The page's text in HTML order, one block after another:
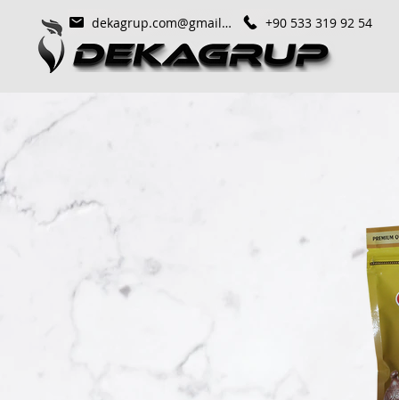
dekagrup.com@gmail.com +90 533 319 92 54